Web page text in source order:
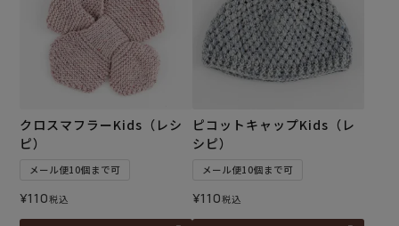
クロスマフラーKids（レシ
ピ）
メール便10個まで可
¥110税込
ピコットキャップKids（レ
シピ）
メール便10個まで可
¥110税込